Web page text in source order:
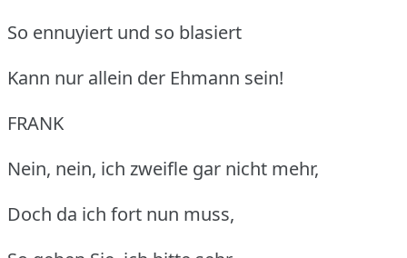
So ennuyiert und so blasiert
Kann nur allein der Ehmann sein!
FRANK
Nein, nein, ich zweifle gar nicht mehr,
Doch da ich fort nun muss,